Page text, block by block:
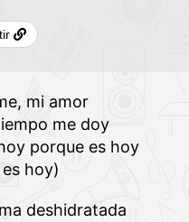
mi amor
me doy
porque es hoy
hoy)
deshidratada